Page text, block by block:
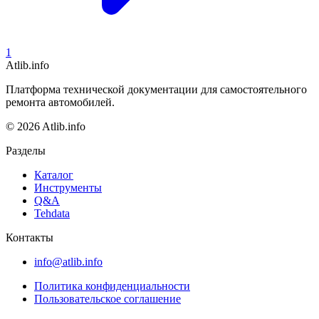
1
Atlib.info
Платформа технической документации для самостоятельного
ремонта автомобилей.
© 2026 Atlib.info
Разделы
Каталог
Инструменты
Q&A
Tehdata
Контакты
info@atlib.info
Политика конфиденциальности
Пользовательское соглашение